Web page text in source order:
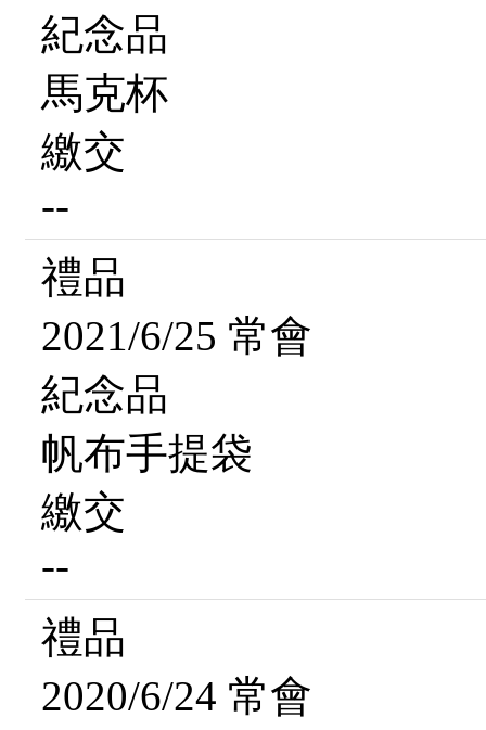
紀念品
馬克杯
繳交
--
禮品
2021/6/25 常會
紀念品
帆布手提袋
繳交
--
禮品
2020/6/24 常會